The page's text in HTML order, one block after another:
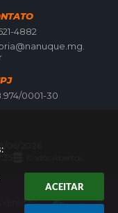
ACEITAR
4882
0001-30
06/2026
direitos